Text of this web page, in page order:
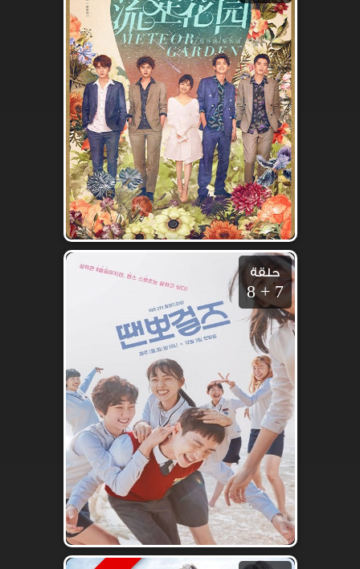
حلقة
7 + 8